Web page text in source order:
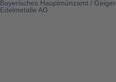
Bayerisches Hauptmünzamt / Geiger
Edelmetalle AG